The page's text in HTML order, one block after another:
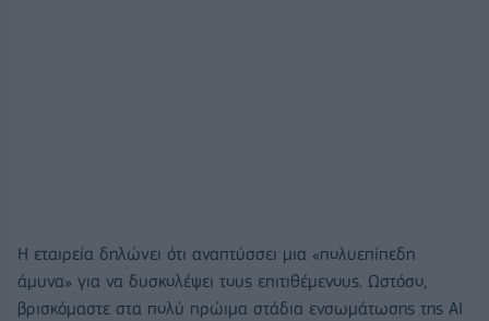
Η εταιρεία δηλώνει ότι αναπτύσσει μια «πολυεπίπεδη
άμυνα» για να δυσκολέψει τους επιτιθέμενους. Ωστόσο,
βρισκόμαστε στα πολύ πρώιμα στάδια ενσωμάτωσης της AI